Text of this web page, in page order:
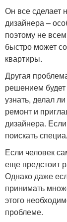
Он все сделает
дизайнера –
поэтому не
быстро может
квартиры.
Другая
решением будет
узнать, делал
ремонт и
дизайнера.
поискать
Если человек
еще предстоит
Однако даже
принимать
этого
проблеме.